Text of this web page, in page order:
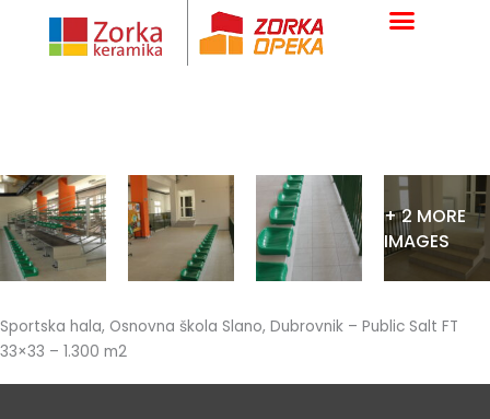
content
+ 2 MORE
IMAGES
Sportska hala, Osnovna škola Slano, Dubrovnik – Public Salt FT
33×33 – 1.300 m2